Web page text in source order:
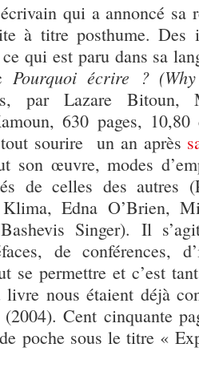
qui a annoncé sa
à titre posthume. Des
qui est paru dans sa
Pourquoi écrire ?
par Lazare
630 pages,
sourire un an après
son œuvre, modes
de celles des autres
Edna O’Brien,
Singer). Il
de conférences,
se permettre et c’est
nous étaient déjà
(2004). Cent cinquante
poche sous le titre «